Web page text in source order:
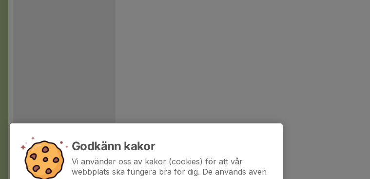
Godkänn kakor
Vi använder oss av kakor (cookies) för att vår
webbplats ska fungera bra för dig. De används även